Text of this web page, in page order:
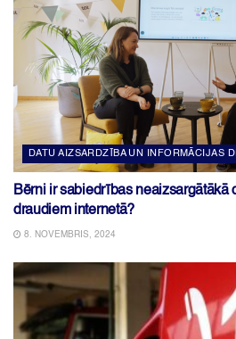
DATU AIZSARDZĪBA UN INFORMĀCIJAS
Bērni ir sabiedrības neaizsargātākā
draudiem internetā?
8. NOVEMBRIS, 2024